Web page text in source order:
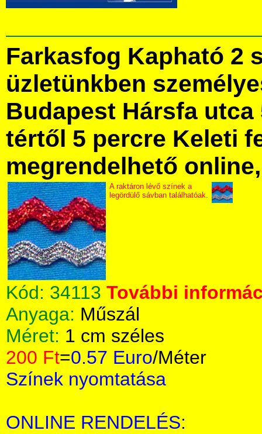
Farkasfog Kapható 2
üzletünkben
Budapest Hársfa utca
tértől 5 percre Keleti
megrendelhető
A raktáron lévő színek a
legördülő sávban találhatóak.
Kód: 34113 További
Anyaga: Műszál
Méret: 1 cm széles
200 Ft=0.57 Euro/Méter
Színek nyomtatása
ONLINE RENDELÉS: